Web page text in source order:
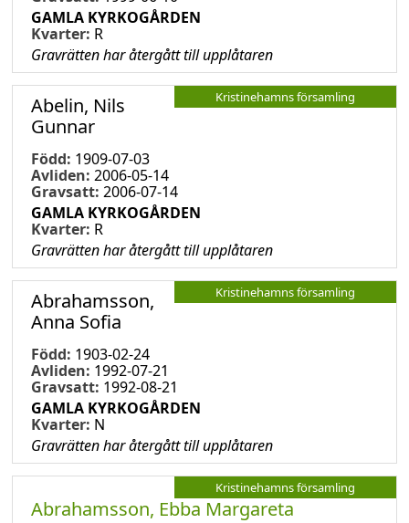
GAMLA KYRKOGÅRDEN
Kvarter: R
Gravrätten har återgått till upplåtaren
Kristinehamns församling
Abelin, Nils
Gunnar
Född: 1909-07-03
Avliden: 2006-05-14
Gravsatt: 2006-07-14
GAMLA KYRKOGÅRDEN
Kvarter: R
Gravrätten har återgått till upplåtaren
Kristinehamns församling
Abrahamsson,
Anna Sofia
Född: 1903-02-24
Avliden: 1992-07-21
Gravsatt: 1992-08-21
GAMLA KYRKOGÅRDEN
Kvarter: N
Gravrätten har återgått till upplåtaren
Kristinehamns församling
Abrahamsson, Ebba Margareta